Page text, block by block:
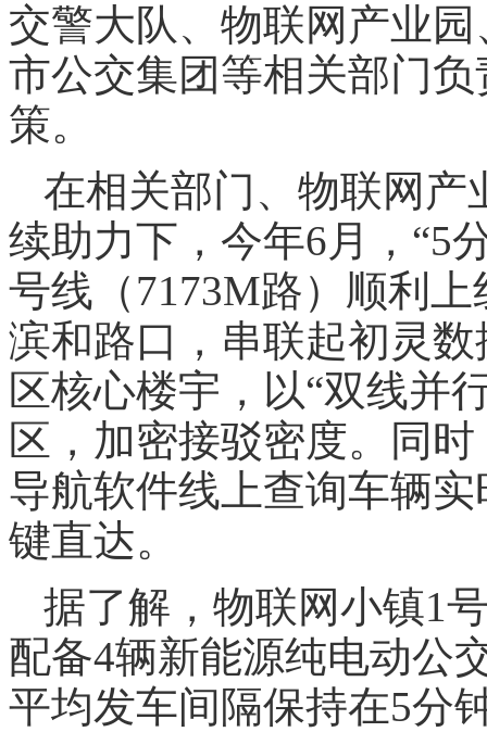
交警大队、物联网产业
市公交集团等相关部门
策。
在相关部门、物联网产
续助力下，今年6月，
号线（7173M路）顺利
滨和路口，串联起初灵
区核心楼宇，以“双线并
区，加密接驳密度。同
导航软件线上查询车辆
键直达。
据了解，物联网小镇1
配备4辆新能源纯电动公
平均发车间隔保持在5分